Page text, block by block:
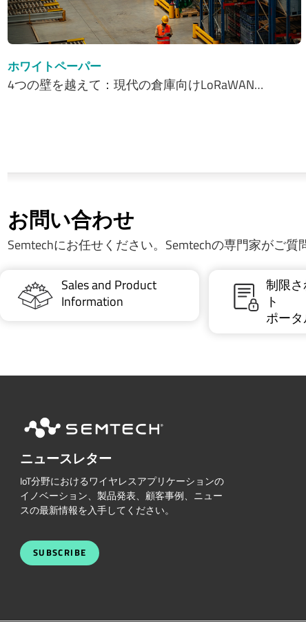
ホワイトペーパー
4つの壁を越えて：現代の倉庫向けLoRaWAN…
お問い合わせ
Semtechにお任せください。Semtechの専門家がご質
Sales and Product
Information
制限
ト
ポー
ニュースレター
IoT分野におけるワイヤレスアプリケーションの
イノベーション、製品発表、顧客事例、ニュー
スの最新情報を入手してください。
SUBSCRIBE